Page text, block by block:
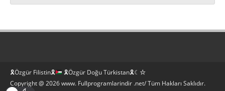
🎗Özgür Filistin🎗
🎗Özgür Doğu Türkistan🎗☾☆
Copyright @ 2026 www. Fullprogramlarindir .net/ Tüm Hakları Saklıdır.